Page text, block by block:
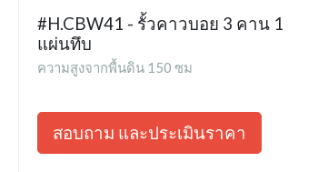
#H.CBW41 - รั้วคาวบอย 3 คาน 1
แผ่นทึบ
ความสูงจากพื้นดิน 150 ซม
สอบถาม และประเมินราคา